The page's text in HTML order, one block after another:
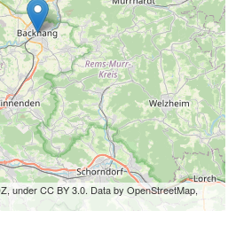
under CC BY 3.0. Data by OpenStreetMap,